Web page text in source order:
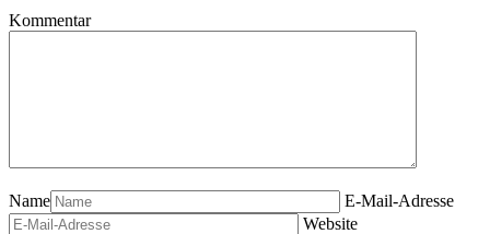
Kommentar
Name
E-Mail-Adresse
Website